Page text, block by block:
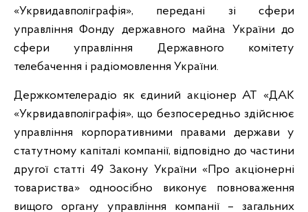
«Укрвидавполіграфія», передані зі сфери
управління Фонду державного майна України до
сфери управління Державного комітету
телебачення і радіомовлення України.
Держкомтелерадіо як єдиний акціонер АТ «ДАК
«Укрвидавполіграфія», що безпосередньо здійснює
управління корпоративними правами держави у
статутному капіталі компанії, відповідно до частини
другої статті 49 Закону України «Про акціонерні
товариства» одноосібно виконує повноваження
вищого органу управління компанії – загальних